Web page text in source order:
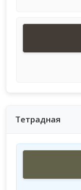
Тетрадная